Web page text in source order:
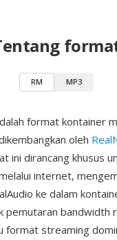
RM MP3
format kontainer
oleh
ini dirancang khusus
internet,
ke dalam
pemutaran bandwidth
format streaming